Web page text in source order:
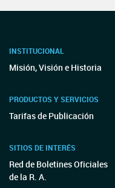
INSTITUCIONAL
Misión, Visión e Historia
PRODUCTOS Y SERVICIOS
Tarifas de Publicación
SITIOS DE INTERÉS
Red de Boletines Oficiales
de la R. A.